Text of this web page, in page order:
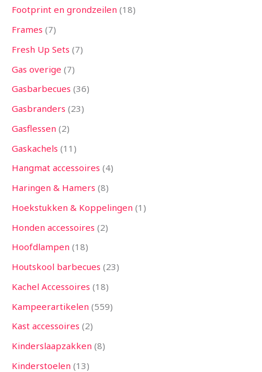
Footprint en grondzeilen 18
Frames 7
Fresh Up Sets 7
Gas overige 7
Gasbarbecues 36
Gasbranders 23
Gasflessen 2
Gaskachels 11
Hangmat accessoires 4
Haringen & Hamers 8
Hoekstukken & Koppelingen 1
Honden accessoires 2
Hoofdlampen 18
Houtskool barbecues 23
Kachel Accessoires 18
Kampeerartikelen 559
Kast accessoires 2
Kinderslaapzakken 8
Kinderstoelen 13